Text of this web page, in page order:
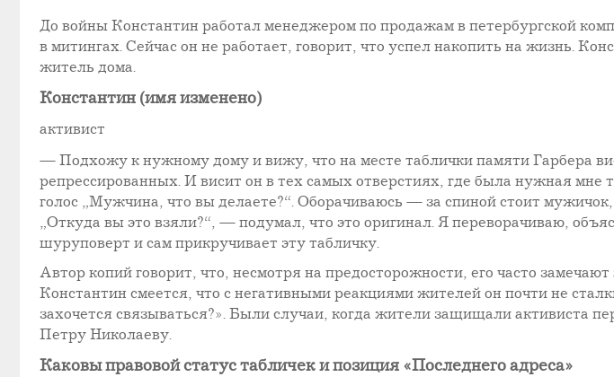
До войны Константин работал менеджером по продажам в петербургской
в митингах. Сейчас он не работает, говорит, что успел накопить на жизнь.
житель дома.
Константин (имя изменено)
активист
— Подхожу к нужному дому и вижу, что на месте таблички памяти Гарбера
репрессированных. И висит он в тех самых отверстиях, где была нужная
голос „Мужчина, что вы делаете?“. Оборачиваюсь — за спиной стоит
„Откуда вы это взяли?“, — подумал, что это оригинал. Я переворачиваю,
шуруповерт и сам прикручивает эту табличку.
Автор копий говорит, что, несмотря на предосторожности, его часто
Константин смеется, что с негативными реакциями жителей он почти не
захочется связываться?». Были случаи, когда жители защищали активиста
Петру Николаеву.
Каковы правовой статус табличек и позиция «Последнего адреса»